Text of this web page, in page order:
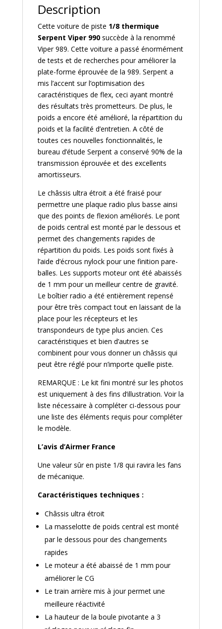
Description
Cette voiture de piste 1/8 thermique
Serpent Viper 990succède à la renommé
Viper 989. Cette voiture a passé énormément
de tests et de recherches pour améliorer la
plate-forme éprouvée de la 989. Serpent a
mis l’accent sur l’optimisation des
caractéristiques de flex, ceci ayant montré
des résultats très prometteurs. De plus, le
poids a encore été amélioré, la répartition du
poids et la facilité d’entretien. A côté de
toutes ces nouvelles fonctionnalités, le
bureau d’étude Serpent a conservé 90% de la
transmission éprouvée et des excellents
amortisseurs.
Le châssis ultra étroit a été fraisé pour
permettre une plaque radio plus basse ainsi
que des points de flexion améliorés. Le pont
de poids central est monté par le dessous et
permet des changements rapides de
répartition du poids. Les poids sont fixés à
l’aide d’écrous nylock pour une finition pare-
balles. Les supports moteur ont été abaissés
de 1 mm pour un meilleur centre de gravité.
Le boîtier radio a été entièrement repensé
pour être très compact tout en laissant de la
place pour les récepteurs et les
transpondeurs de type plus ancien. Ces
caractéristiques et bien d’autres se
combinent pour vous donner un châssis qui
peut être réglé pour n’importe quelle piste.
REMARQUE : Le kit fini montré sur les photos
est uniquement à des fins d’illustration. Voir la
liste nécessaire à compléter ci-dessous pour
une liste des éléments requis pour compléter
le modèle.
L’avis d’Airmer France
Une valeur sûr en piste 1/8 qui ravira les fans
de mécanique.
Caractéristiques techniques :
Châssis ultra étroit
La masselotte de poids central est monté
par le dessous pour des changements
rapides
Le moteur a été abaissé de 1 mm pour
améliorer le CG
Le train arrière mis à jour permet une
meilleure réactivité
La hauteur de la boule pivotante a 3